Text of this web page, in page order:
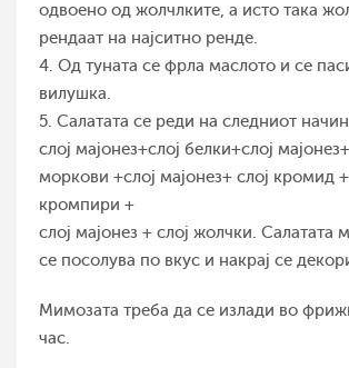
одвоено од жолчлките, а исто така
рендаат на најситно ренде.
4. Од туната се фрла маслото и се
вилушка.
5. Салатата се реди на следниот
слој мајонез+слој белки+слој
моркови +слој мајонез+ слој кромид +
кромпири +
слој мајонез + слој жолчки. Салатата
се посолува по вкус и накрај се
Мимозата треба да се излади во
час.